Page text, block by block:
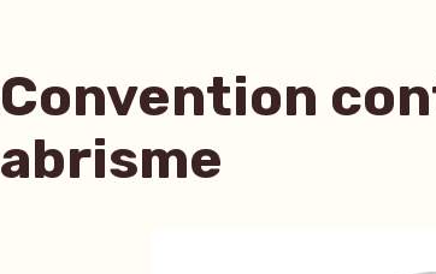
Convention
abrisme